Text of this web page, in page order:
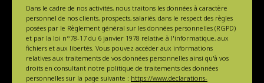
Dans le cadre de nos activités, nous traitons les données à caractère
personnel de nos clients, prospects, salariés, dans le respect des règles
posées par le Règlement général sur les données personnelles (RGPD)
et par la loi n°78-17 du 6 janvier 1978 relative à l'informatique, aux
fichiers et aux libertés. Vous pouvez accéder aux informations
relatives aux traitements de vos données personnelles ainsi qu'à vos
droits en consultant notre politique de traitements des données
personnelles sur la page suivante : https://www.declarations-